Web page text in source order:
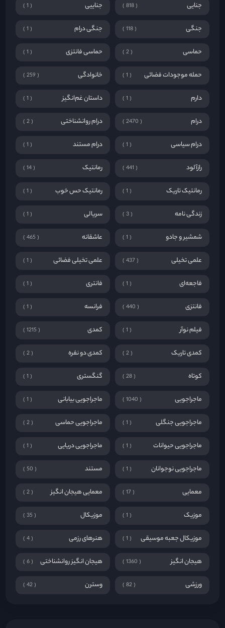
جنایی 818 جناییی 1
جنگی 118 جنگی درام 1
حماسی 2 حماسی فانتزی 1
حمله موجودات فضائی 1 خانوادگی 259
دارم 1 داستان غم‌انگیز 1
درام 2470 درام روانشناختی 2
درام سیاسی 1 درام مستند 1
رازآلود 441 رمانتیک 14
رمانتیک تاریک 1 رمانتیک حس خوب 1
زندگی نامه 3 سریالی 1
شمشیر و جادو 1 عاشقانه 465
علمی تخیلی 437 علمی تخیلی فضائی 1
فاجعه‌ای 1 فانتری 1
فانتزی 440 فرانسه 1
فیلم نوآر 1 کمدی 1215
کمدی تاریک 2 کمدی دو نفره 2
کوتاه 28 گنگستری 1
ماجراجویی 1040 ماجراجویی بیابانی 1
ماجراجویی جنگلی 1 ماجراجویی حماسی 2
ماجراجویی حیوانات 1 ماجراجویی دریایی 1
ماجراجویی نوجوانان 1 مستند 50
معمایی 17 معمایی هیجان انگیز 2
موزیک 1 موزیکال 35
موزیکال جعبه موسیقی 1 هنرهای رزمی 4
هیجان انگیز 1360 هیجان انگیز روانشناختی 6
ورزشی 82 وسترن 42